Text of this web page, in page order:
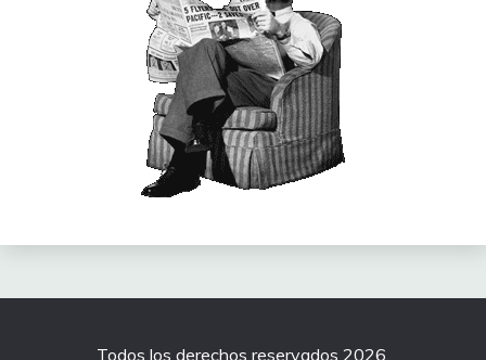
Todos los derechos reservados 2026.